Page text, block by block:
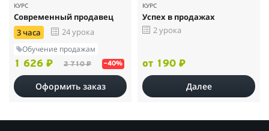
КУРС
Современный продавец
3 часа
24 урока
Обучение продажам
1 626 ₽ 2 710 ₽ –40%
Оформить заказ
КУРС
Успех в продажах
2 урока
от 190 ₽
Далее